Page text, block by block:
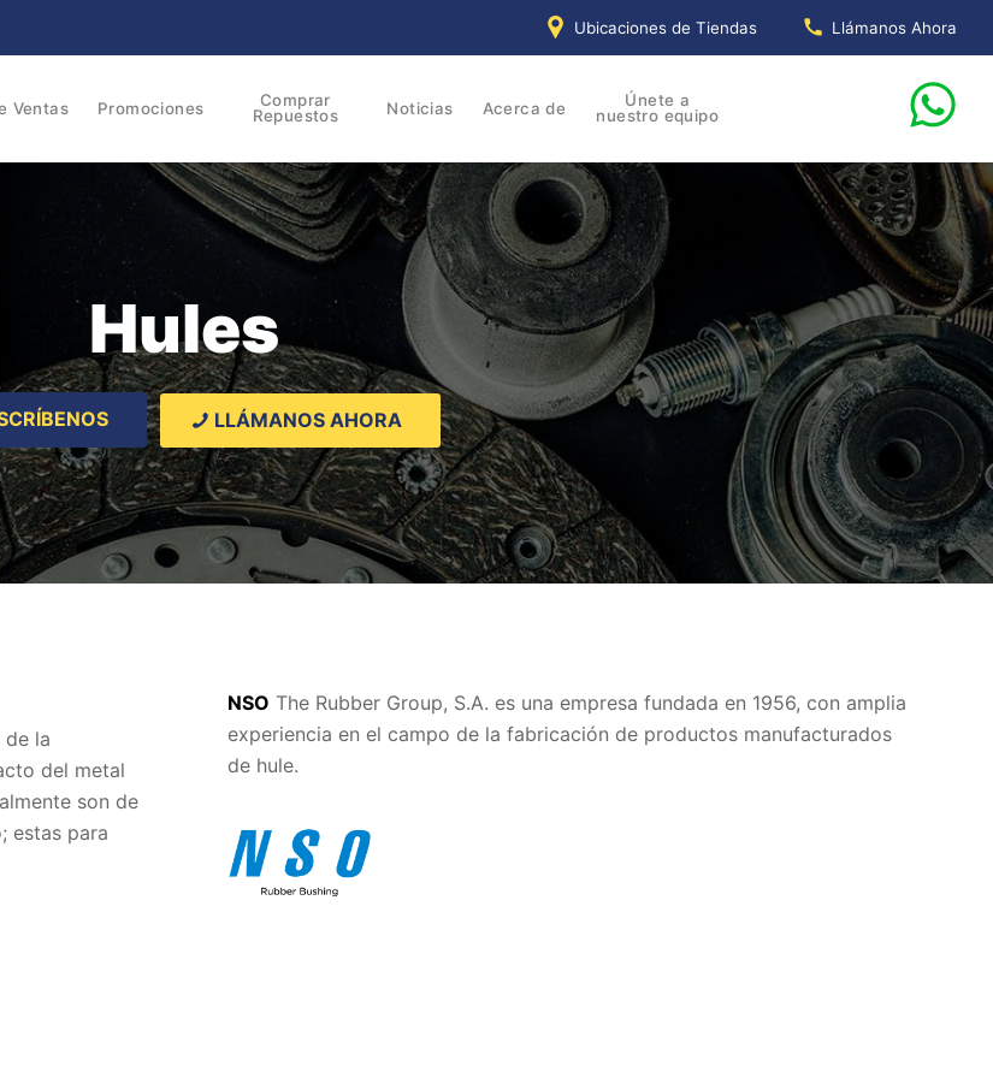
Ubicaciones de Tiendas Llámanos Ahora
Ventas Promociones
Comprar
Repuestos
Noticias Acerca de
Únete a
nuestro equipo
Hules
LLÁMANOS AHORA
de la
del metal
son de
estas para
NSO The Rubber Group, S.A. es una empresa fundada en 1956, con amplia
experiencia en el campo de la fabricación de productos manufacturados
de hule.